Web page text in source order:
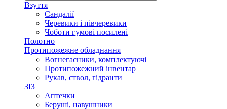
Взуття
Сандалії
Черевики і півчеревики
Чоботи гумові посилені
Полотно
Протипожежне обладнання
Вогнегасники, комплектуючі
Протипожежний інвентар
Рукав, ствол, гідранти
ЗІЗ
Аптечки
Беруші, навушники